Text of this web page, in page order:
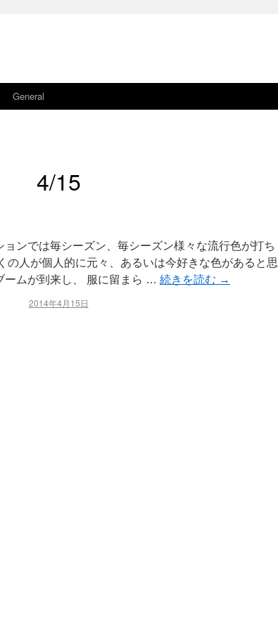
General
4/15
ンでは毎シーズン、毎シーズン様々な流行色が打ち
の人が個人的に元々、あるいは今好きな色があると思
ームが到来し、 服に留まら … 続きを読む →
2014年4月15日